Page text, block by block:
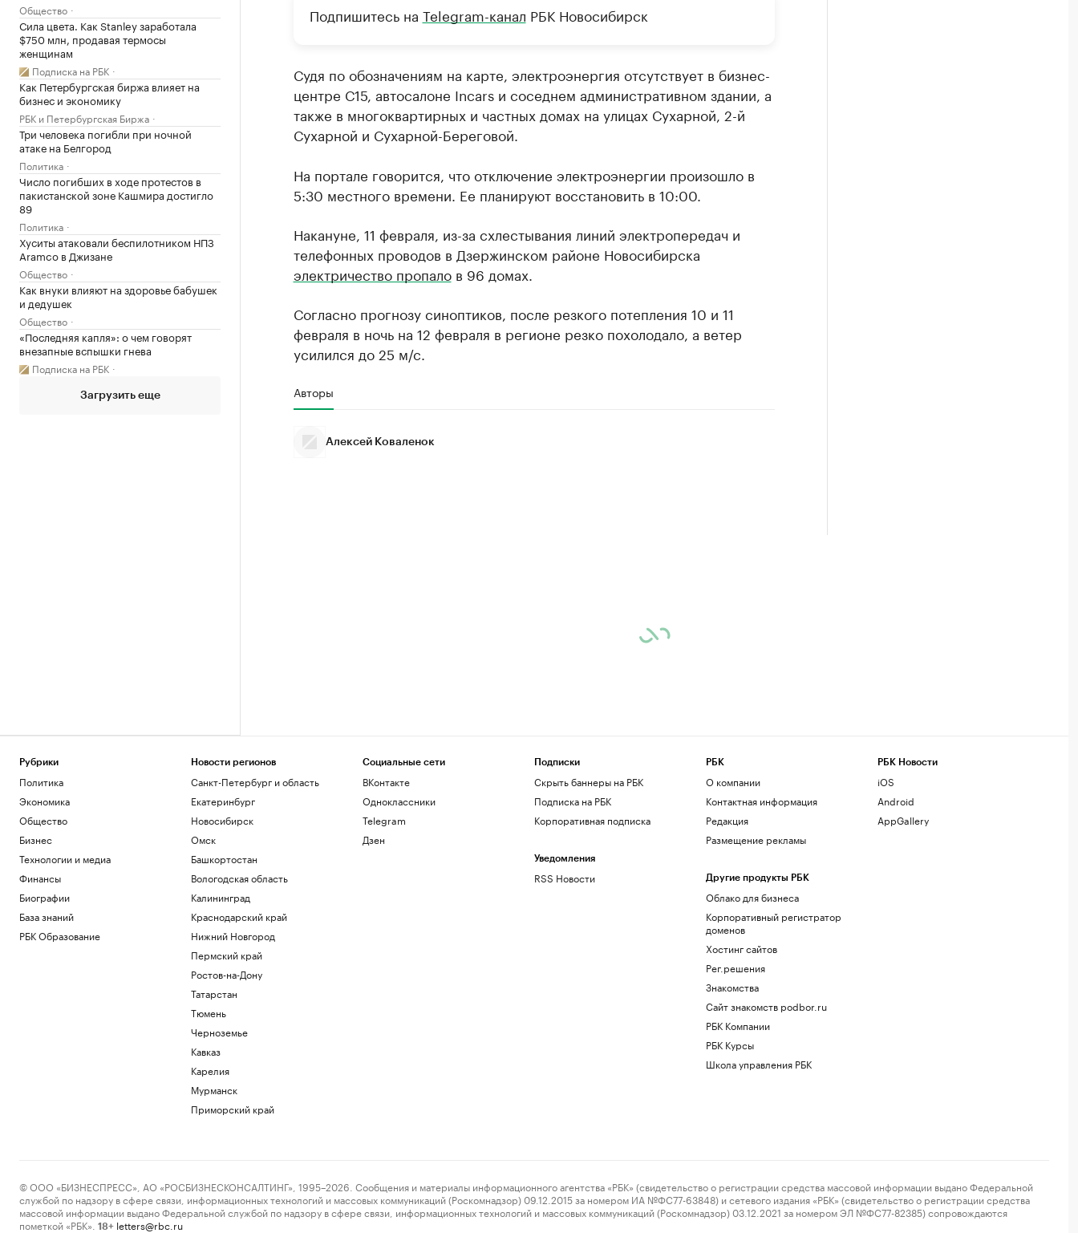
Общество
Сила цвета. Как Stanley заработала
$750 млн, продавая термосы
женщинам
Подписка на РБК
Как Петербургская биржа влияет на
бизнес и экономику
РБК и Петербургская Биржа
Три человека погибли при ночной
атаке на Белгород
Политика
Число погибших в ходе протестов в
пакистанской зоне Кашмира достигло
89
Политика
Хуситы атаковали беспилотником НПЗ
Aramco в Джизане
Общество
Как внуки влияют на здоровье бабушек
и дедушек
Общество
«Последняя капля»: о чем говорят
внезапные вспышки гнева
Подписка на РБК
Загрузить еще
Подпишитесь на Telegram-канал РБК Новосибирск
Судя по обозначениям на карте, электроэнергия отсутствует в бизнес-
центре С15, автосалоне Incars и соседнем административном здании, а
также в многоквартирных и частных домах на улицах Сухарной, 2-й
Сухарной и Сухарной-Береговой.
На портале говорится, что отключение электроэнергии произошло в
5:30 местного времени. Ее планируют восстановить в 10:00.
Накануне, 11 февраля, из-за схлестывания линий электропередач и
телефонных проводов в Дзержинском районе Новосибирска
электричество пропалов 96 домах.
Согласно прогнозу синоптиков, после резкого потепления 10 и 11
февраля в ночь на 12 февраля в регионе резко похолодало, а ветер
усилился до 25 м/с.
Авторы
Алексей Коваленок
Рубрики
Политика
Экономика
Общество
Бизнес
Технологии и медиа
Финансы
Биографии
База знаний
РБК Образование
Новости регионов
Санкт-Петербург и область
Екатеринбург
Новосибирск
Омск
Башкортостан
Вологодская область
Калининград
Краснодарский край
Нижний Новгород
Пермский край
Ростов-на-Дону
Татарстан
Тюмень
Черноземье
Кавказ
Карелия
Мурманск
Приморский край
Социальные сети
ВКонтакте
Одноклассники
Telegram
Дзен
Подписки
Скрыть баннеры на РБК
Подписка на РБК
Корпоративная подписка
Уведомления
RSS Новости
РБК
О компании
Контактная информация
Редакция
Размещение рекламы
Другие продукты РБК
Облако для бизнеса
Корпоративный регистратор
доменов
Хостинг сайтов
Рег.решения
Знакомства
Сайт знакомств podbor.ru
РБК Компании
РБК Курсы
Школа управления РБК
РБК Новости
iOS
Android
AppGallery
© ООО «БИЗНЕСПРЕСС», АО «РОСБИЗНЕСКОНСАЛТИНГ», 1995–2026. Сообщения и материалы информационного агентства «РБК» (свидетельство о регистрации средства массовой информации выдано Федеральной
службой по надзору в сфере связи, информационных технологий и массовых коммуникаций (Роскомнадзор) 09.12.2015 за номером ИА №ФС77-63848) и сетевого издания «РБК» (свидетельство о регистрации средства
массовой информации выдано Федеральной службой по надзору в сфере связи, информационных технологий и массовых коммуникаций (Роскомнадзор) 03.12.2021 за номером ЭЛ №ФС77-82385) сопровождаются
пометкой «РБК».
18+ letters@rbc.ru